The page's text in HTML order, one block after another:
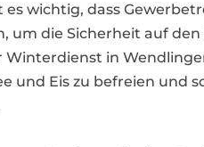
wichtig, dass
um die Sicherheit auf den
Winterdienst in
und Eis zu befreien und